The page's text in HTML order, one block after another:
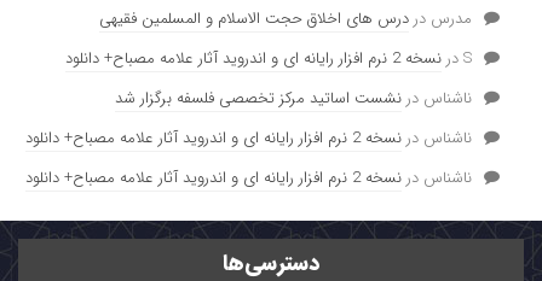
مدرس در درس های اخلاق حجت الاسلام و المسلمین فقیهی
Sدر نسخه 2 نرم افزار رایانه ای و اندروید آثار علامه مصباح+ دانلود
ناشناس در نشست اساتید مرکز تخصصی فلسفه برگزار شد
ناشناس در نسخه 2 نرم افزار رایانه ای و اندروید آثار علامه مصباح+ دانلود
ناشناس در نسخه 2 نرم افزار رایانه ای و اندروید آثار علامه مصباح+ دانلود
دسترسی‌ها